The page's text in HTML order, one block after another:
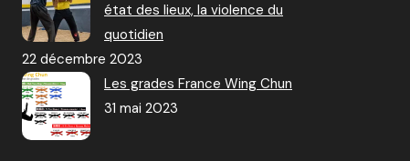
état des lieux, la violence du
quotidien
22 décembre 2023
Les grades France Wing Chun
31 mai 2023